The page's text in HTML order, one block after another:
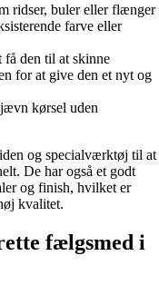
ridser, buler eller flænger
farve eller
den til at skinne
for at give den et nyt og
kørsel uden
og specialværktøj til at
De har også et godt
og finish, hvilket er
kvalitet.
fælgsmed i